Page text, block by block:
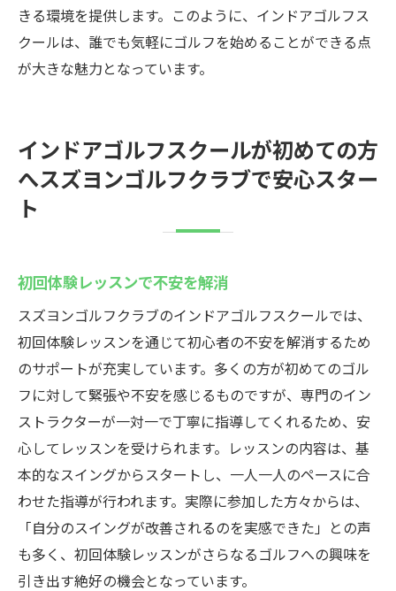
きる環境を提供します。このように、インドアゴルフス
クールは、誰でも気軽にゴルフを始めることができる点
が大きな魅力となっています。
インドアゴルフスクールが初めての方
へスズヨンゴルフクラブで安心スター
ト
初回体験レッスンで不安を解消
スズヨンゴルフクラブのインドアゴルフスクールでは、
初回体験レッスンを通じて初心者の不安を解消するため
のサポートが充実しています。多くの方が初めてのゴル
フに対して緊張や不安を感じるものですが、専門のイン
ストラクターが一対一で丁寧に指導してくれるため、安
心してレッスンを受けられます。レッスンの内容は、基
本的なスイングからスタートし、一人一人のペースに合
わせた指導が行われます。実際に参加した方々からは、
「自分のスイングが改善されるのを実感できた」との声
も多く、初回体験レッスンがさらなるゴルフへの興味を
引き出す絶好の機会となっています。